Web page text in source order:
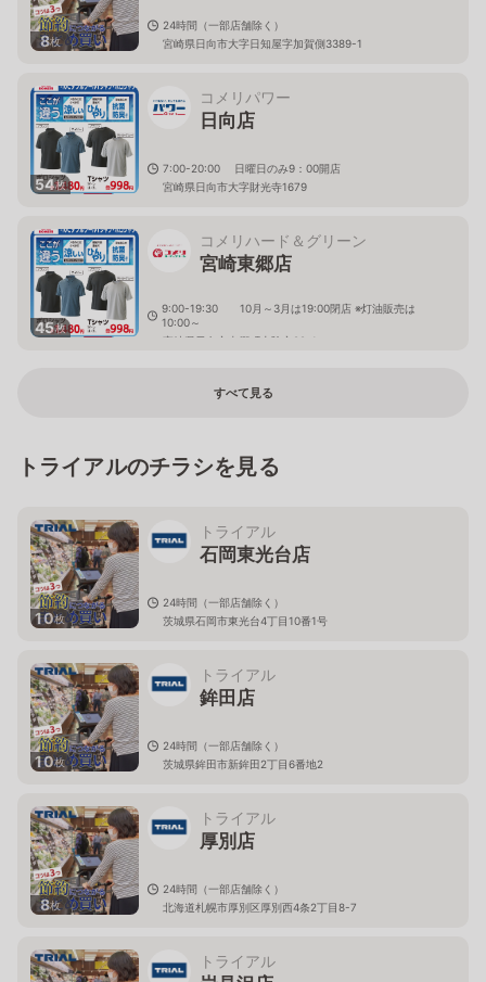
8枚
24時間（一部店舗除く）
宮崎県日向市大字日知屋字加賀側3389-1
54枚
コメリパワー
日向店
7:00-20:00 日曜日のみ9：00開店
宮崎県日向市大字財光寺1679
45枚
コメリハード＆グリーン
宮崎東郷店
9:00-19:30 10月～3月は19:00閉店 ※灯油販売は
10:00～
宮崎県日向市東郷町山陰辛99-1
すべて見る
トライアルのチラシを見る
10枚
トライアル
石岡東光台店
24時間（一部店舗除く）
茨城県石岡市東光台4丁目10番1号
10枚
トライアル
鉾田店
24時間（一部店舗除く）
茨城県鉾田市新鉾田2丁目6番地2
8枚
トライアル
厚別店
24時間（一部店舗除く）
北海道札幌市厚別区厚別西4条2丁目8-7
トライアル